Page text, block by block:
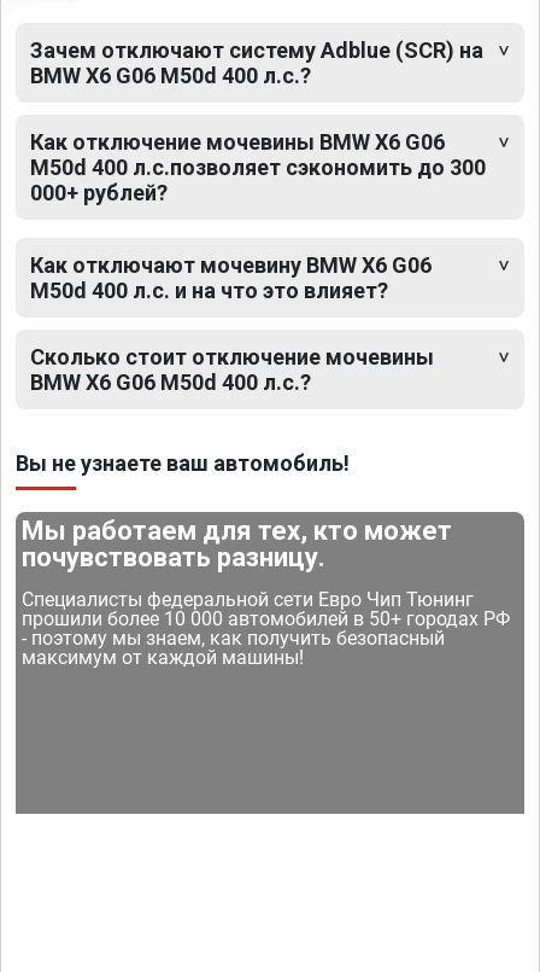
Зачем отключают систему Adblue (SCR) на
BMW X6 G06 M50d 400 л.с.?
Как отключение мочевины BMW X6 G06
M50d 400 л.с.позволяет сэкономить до 300
000+ рублей?
Как отключают мочевину BMW X6 G06
M50d 400 л.с. и на что это влияет?
Сколько стоит отключение мочевины
BMW X6 G06 M50d 400 л.с.?
Вы не узнаете ваш автомобиль!
Мы работаем для тех, кто может
почувствовать разницу.
Специалисты федеральной сети Евро Чип Тюнинг
прошили более 10 000 автомобилей в 50+ городах РФ
- поэтому мы знаем, как получить безопасный
максимум от каждой машины!